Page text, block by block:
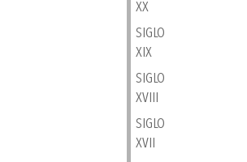
XX
SIGLO
XIX
SIGLO
XVIII
SIGLO
XVII